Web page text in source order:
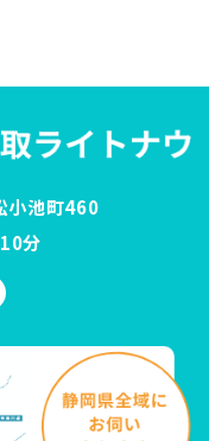
池町460
分